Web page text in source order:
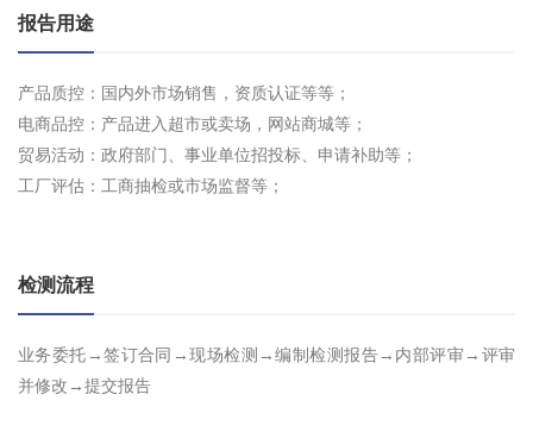
报告用途
产品质控：国内外市场销售，资质认证等等；
电商品控：产品进入超市或卖场，网站商城等；
贸易活动：政府部门、事业单位招投标、申请补助等；
工厂评估：工商抽检或市场监督等；
检测流程
业务委托→签订合同→现场检测→编制检测报告→内部评审→评审
并修改→提交报告